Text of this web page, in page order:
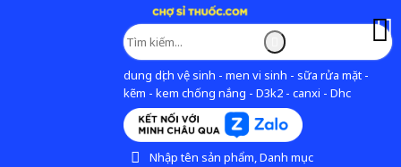
dung dịch vệ sinh - men vi sinh - sữa rửa mặt -
kẽm - kem chống nắng - D3k2 - canxi - Dhc
Nhập tên sản phẩm, Danh mục